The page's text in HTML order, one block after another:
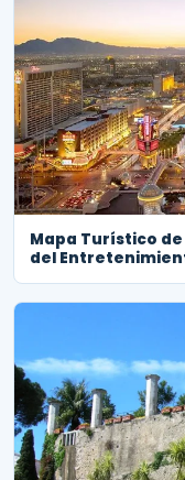
Mapa Turístico de
del